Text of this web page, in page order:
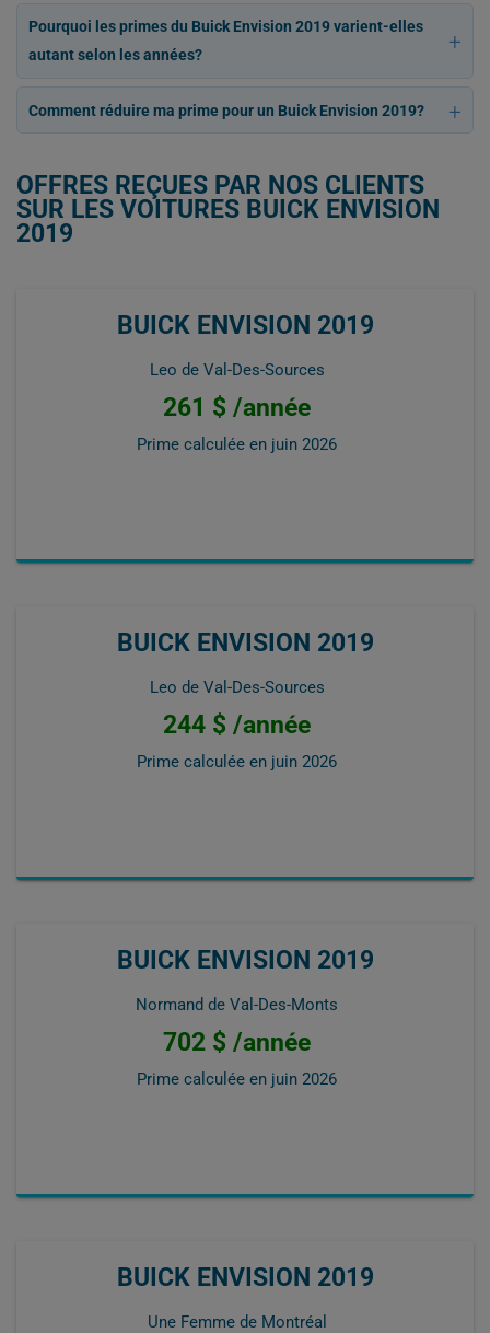
Pourquoi les primes du Buick Envision 2019 varient-elles
autant selon les années?
Comment réduire ma prime pour un Buick Envision 2019?
OFFRES REÇUES PAR NOS CLIENTS
SUR LES VOITURES BUICK ENVISION
2019
BUICK ENVISION 2019
Leo de Val-Des-Sources
261 $ /année
Prime calculée en juin 2026
BUICK ENVISION 2019
Leo de Val-Des-Sources
244 $ /année
Prime calculée en juin 2026
BUICK ENVISION 2019
Normand de Val-Des-Monts
702 $ /année
Prime calculée en juin 2026
BUICK ENVISION 2019
Une Femme de Montréal